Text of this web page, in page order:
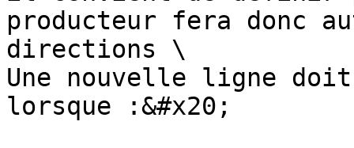
producteur fera donc
directions \
Une nouvelle ligne
lorsque :&#x20;